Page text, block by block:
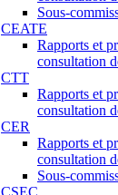
Sous-
CEATE
Rapports et
consultation
CTT
Rapports et
consultation
CER
Rapports et
consultation
Sous-